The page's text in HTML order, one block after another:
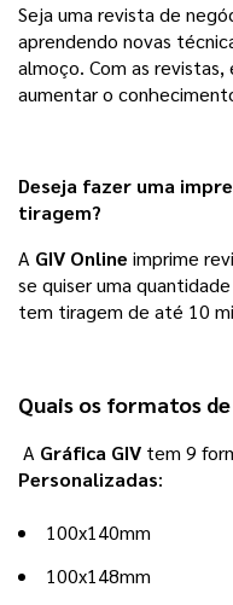
Seja uma revista de
aprendendo novas
almoço. Com as
aumentar o
Deseja fazer uma
tiragem?
A GIV Online imprime
se quiser uma
tem tiragem de até 10
Quais os formatos
A Gráfica GIV tem 9
Personalizadas:
100x140mm
100x148mm